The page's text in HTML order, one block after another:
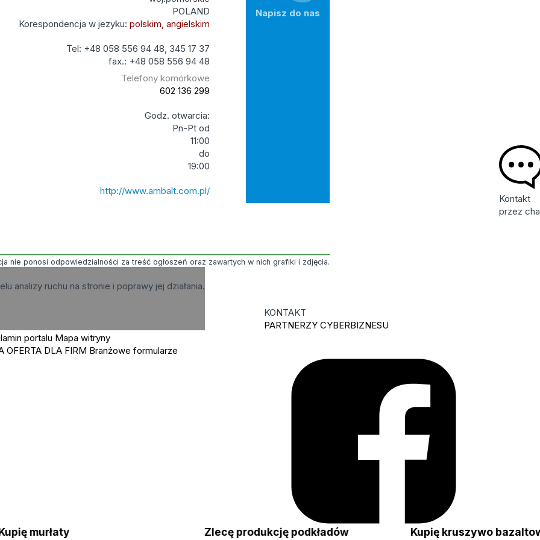
POLAND
Korespondencja w jezyku: polskim, angielskim
Tel: +48 058 556 94 48, 345 17 37
fax.: +48 058 556 94 48
Telefony komórkowe
602 136 299
Godz. otwarcia:
Pn-Pt od
11:00
do
19:00
http://www.ambalt.com.pl/
Napisz do nas
nie ponosi odpowiedzialności za treść ogłoszeń oraz zawartych w nich grafiki i zdjęcia.
Kupię murłaty Zlecę produkcję podkładów Kupię kruszywo
Kontakt
przez
analizy ruchu na stronie i poprawy jej działania.
portalu Mapa witryny
OFERTA DLA FIRM Branżowe formularze
KONTAKT
PARTNERZY CYBERBIZNESU